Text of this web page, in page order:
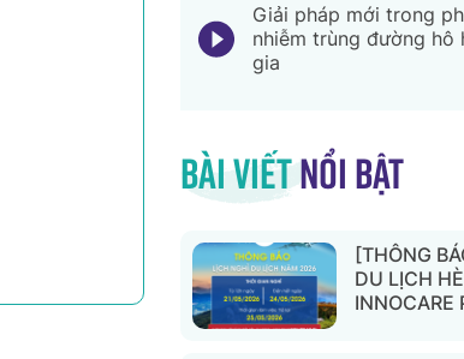
Giải pháp mới trong
nhiễm trùng đường hô
gia
Bài viếtnổi bật
[THÔNG
DU LỊCH
INNOCARE